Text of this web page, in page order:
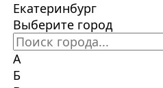
Екатеринбург
Выберите город
А
Б